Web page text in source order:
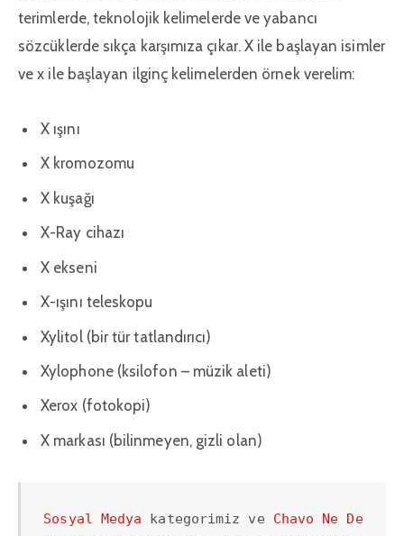
terimlerde, teknolojik kelimelerde ve yabancı
sözcüklerde sıkça karşımıza çıkar. X ile başlayan isimler
ve x ile başlayan ilginç kelimelerden örnek verelim:
X ışını
X kromozomu
X kuşağı
X-Ray cihazı
X ekseni
X-ışını teleskopu
Xylitol (bir tür tatlandırıcı)
Xylophone (ksilofon – müzik aleti)
Xerox (fotokopi)
X markası (bilinmeyen, gizli olan)
Sosyal Medya kategorimiz ve Chavo Ne De